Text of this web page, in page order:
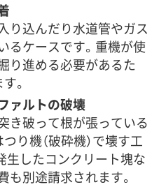
り込んだり水道管やガス
るケースです。重機が使
り進める必要があるた
。
ァルトの破壊
き破って根が張っている
り機（破砕機）で壊す工
生したコンクリート塊な
も別途請求されます。